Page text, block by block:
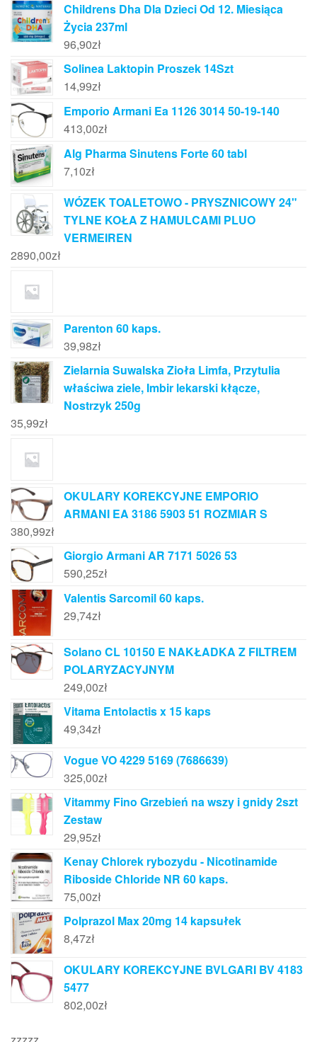
Childrens Dha Dla Dzieci Od 12. Miesiąca
Życia 237ml
96,90zł
Solinea Laktopin Proszek 14Szt
14,99zł
Emporio Armani Ea 1126 3014 50-19-140
413,00zł
Alg Pharma Sinutens Forte 60 tabl
7,10zł
WÓZEK TOALETOWO - PRYSZNICOWY 24"
TYLNE KOŁA Z HAMULCAMI PLUO
VERMEIREN
2890,00zł
Parenton 60 kaps.
39,98zł
Zielarnia Suwalska Zioła Limfa, Przytulia
właściwa ziele, Imbir lekarski kłącze,
Nostrzyk 250g
35,99zł
OKULARY KOREKCYJNE EMPORIO
ARMANI EA 3186 5903 51 ROZMIAR S
380,99zł
Giorgio Armani AR 7171 5026 53
590,25zł
Valentis Sarcomil 60 kaps.
29,74zł
Solano CL 10150 E NAKŁADKA Z FILTREM
POLARYZACYJNYM
249,00zł
Vitama Entolactis x 15 kaps
49,34zł
Vogue VO 4229 5169 (7686639)
325,00zł
Vitammy Fino Grzebień na wszy i gnidy 2szt
Zestaw
29,95zł
Kenay Chlorek rybozydu - Nicotinamide
Riboside Chloride NR 60 kaps.
75,00zł
Polprazol Max 20mg 14 kapsułek
8,47zł
OKULARY KOREKCYJNE BVLGARI BV 4183
5477
802,00zł